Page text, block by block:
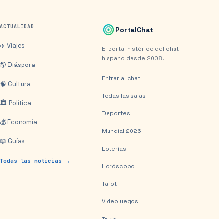
ACTUALIDAD
✈️ Viajes
🌎 Diáspora
🧠 Cultura
🏛️ Política
💰 Economía
📖 Guías
Todas las noticias →
PortalChat
El portal histórico del chat
hispano desde 2008.
Entrar al chat
Todas las salas
Deportes
Mundial 2026
Loterías
Horóscopo
Tarot
Videojuegos